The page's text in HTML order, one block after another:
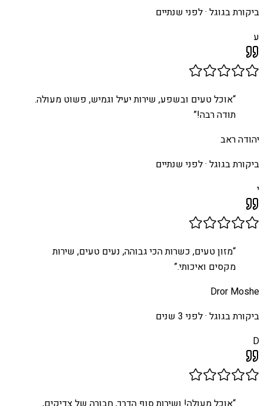
ביקורת בגוגל ·לפני שנתיים
ע
“אוכל טעים ובשפע, שירות יעיל וגמיש, פשוט מעולה.
תודה רבה!”
יהודה ראב
ביקורת בגוגל ·לפני שנתיים
י
“מזון טעים, כשרות הכי גבוהה, נעים טעים, שירות
מקסים ואיכותי.”
Dror Moshe
ביקורת בגוגל ·לפני 3 שנים
D